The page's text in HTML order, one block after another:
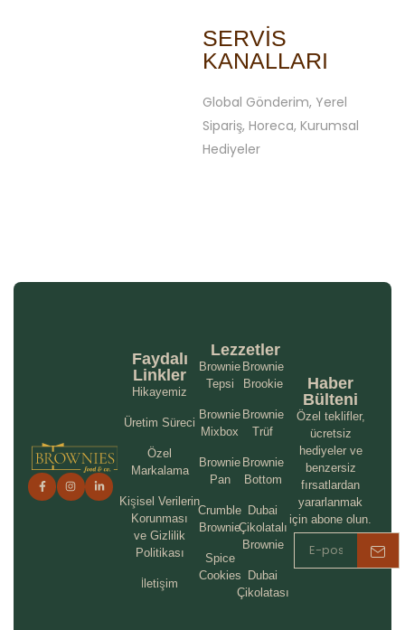
SERVIS
KANALLARI
Global Gönderim, Yerel
Sipariş, Horeca, Kurumsal
Hediyeler
Faydalı
Linkler
Hikayemiz
Üretim Süreci
Özel
Markalama
Kişisel Verilerin
Korunması
ve Gizlilik
Politikası
İletişim
Lezzetler
Brownie
Tepsi
Brownie
Mixbox
Brownie
Pan
Crumble
Brownie
Spice
Cookies
Brownie
Brookie
Brownie
Trüf
Brownie
Bottom
Dubai
Çikolatalı
Brownie
Dubai
Çikolatası
Haber
Bülteni
Özel teklifler,
ücretsiz
hediyeler ve
benzersiz
fırsatlardan
yararlanmak
için abone olun.